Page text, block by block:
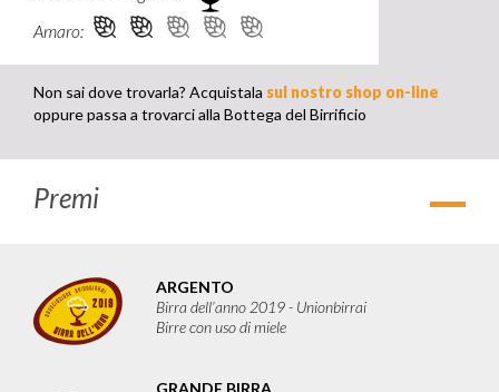
Amaro:
Non sai dove trovarla? Acquistala sul nostro shop on-line
oppure passa a trovarci alla Bottega del Birrificio
Premi
Apri
ARGENTO
Birra dell’anno 2019 - Unionbirrai
Birre con uso di miele
GRANDE BIRRA